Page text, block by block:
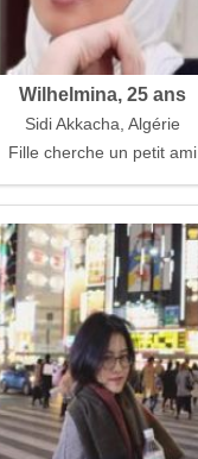
Wilhelmina, 25 ans
Sidi Akkacha, Algérie
Fille cherche un petit ami